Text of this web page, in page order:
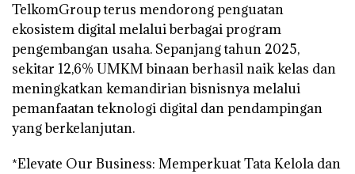
TelkomGroup terus mendorong penguatan
ekosistem digital melalui berbagai program
pengembangan usaha. Sepanjang tahun 2025,
sekitar 12,6% UMKM binaan berhasil naik kelas dan
meningkatkan kemandirian bisnisnya melalui
pemanfaatan teknologi digital dan pendampingan
yang berkelanjutan.
*Elevate Our Business: Memperkuat Tata Kelola dan